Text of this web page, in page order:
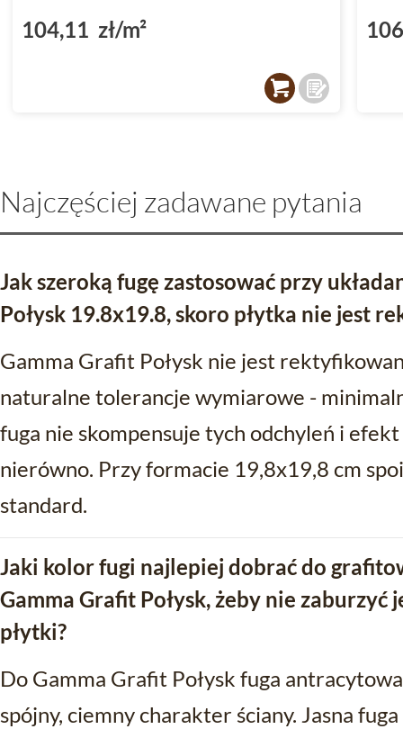
104,11 zł/m²
Najczęściej zadawane pytania
Jak szeroką fugę zastosować przy
Połysk 19.8x19.8, skoro płytka nie jest
Gamma Grafit Połysk nie jest
naturalne tolerancje wymiarowe -
fuga nie skompensuje tych odchyleń i
nierówno. Przy formacie 19,8x19,8 cm
standard.
Jaki kolor fugi najlepiej dobrać do
Gamma Grafit Połysk, żeby nie
płytki?
Do Gamma Grafit Połysk fuga
spójny, ciemny charakter ściany. Jasna